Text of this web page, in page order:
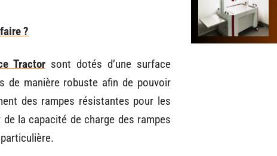
?
Tractor sont dotés d’une surface
de manière robuste afin de pouvoir
des rampes résistantes pour les
la capacité de charge des rampes